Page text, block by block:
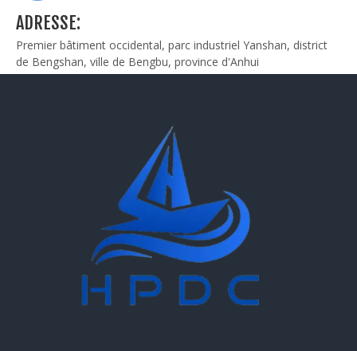
ADRESSE:
Premier bâtiment occidental, parc industriel Yanshan, district
de Bengshan, ville de Bengbu, province d'Anhui